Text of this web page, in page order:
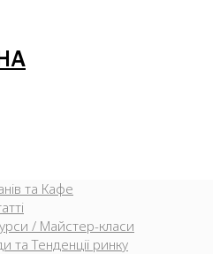
та Кафе
/ Майстер-класи
та Тенденції ринку